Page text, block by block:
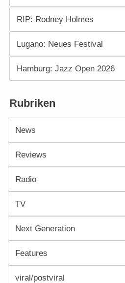
RIP: Rodney Holmes
Lugano: Neues Festival
Hamburg: Jazz Open 2026
Rubriken
News
Reviews
Radio
TV
Next Generation
Features
viral/postviral